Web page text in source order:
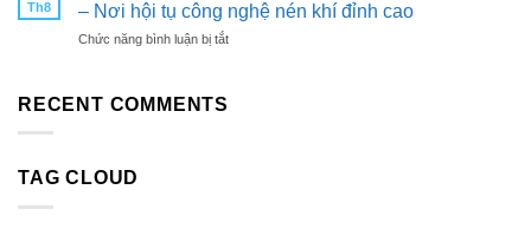
LÃM
CÔNG
NGHIỆP
Pháp
Tối
Nitơ
PSA
Th8 – Nơi hội tụ công nghệ nén khí đỉnh cao
Chức năng bình luận bị tắtở
RECENT COMMENTS
TAG CLOUD